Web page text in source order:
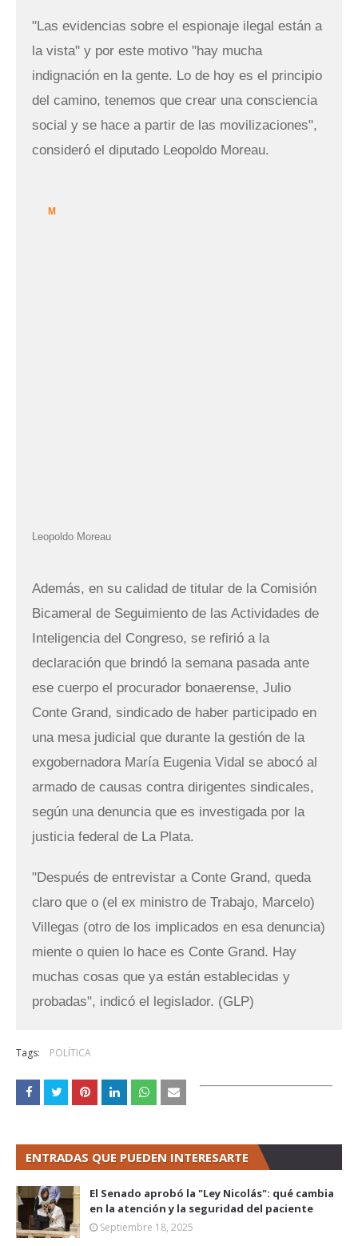
"Las evidencias sobre el espionaje ilegal están a
la vista" y por este motivo "hay mucha
indignación en la gente. Lo de hoy es el principio
del camino, tenemos que crear una consciencia
social y se hace a partir de las movilizaciones",
consideró el diputado Leopoldo Moreau.
M
Leopoldo Moreau
Además, en su calidad de titular de la Comisión
Bicameral de Seguimiento de las Actividades de
Inteligencia del Congreso, se refirió a la
declaración que brindó la semana pasada ante
ese cuerpo el procurador bonaerense, Julio
Conte Grand, sindicado de haber participado en
una mesa judicial que durante la gestión de la
exgobernadora María Eugenia Vidal se abocó al
armado de causas contra dirigentes sindicales,
según una denuncia que es investigada por la
justicia federal de La Plata.
"Después de entrevistar a Conte Grand, queda
claro que o (el ex ministro de Trabajo, Marcelo)
Villegas (otro de los implicados en esa denuncia)
miente o quien lo hace es Conte Grand. Hay
muchas cosas que ya están establecidas y
probadas", indicó el legislador. (GLP)
Tags: POLÍTICA
ENTRADAS QUE PUEDEN INTERESARTE
El Senado aprobó la "Ley Nicolás": qué cambia
en la atención y la seguridad del paciente
Septiembre 18, 2025